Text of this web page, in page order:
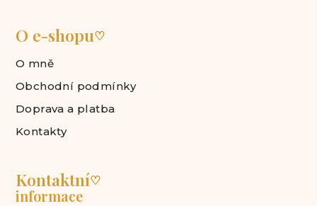
O e-shopu♡
O mně
Obchodní podmínky
Doprava a platba
Kontakty
Kontaktní♡
informace